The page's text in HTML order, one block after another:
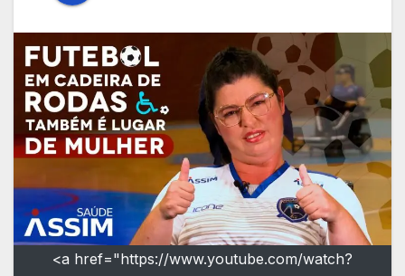
<a href="https://www.youtube.com/watch?